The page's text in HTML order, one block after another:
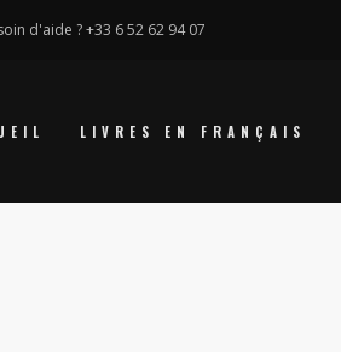
d'aide ? +33 6 52 62 94 07
LIVRES EN FRANÇAIS